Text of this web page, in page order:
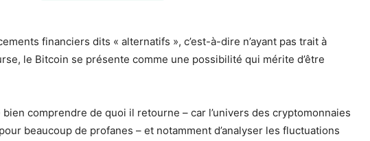
financiers dits « alternatifs », c’est-à-dire n’ayant pas trait à
le Bitcoin se présente comme une possibilité qui mérite d’être
bien comprendre de quoi il retourne – car l’univers des cryptomonnaies
beaucoup de profanes – et notamment d’analyser les fluctuations